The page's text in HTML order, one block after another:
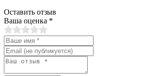
Оставить отзыв
Ваша оценка *